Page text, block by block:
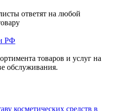
ответят на любой
товаров и услуг на
обслуживания.